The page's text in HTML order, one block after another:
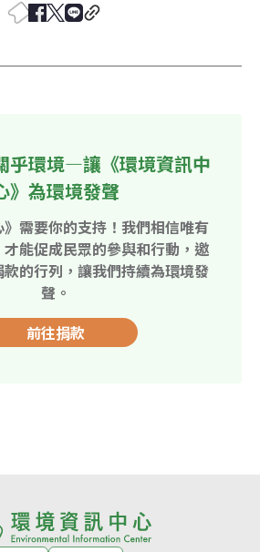
乎環境—讓《環境資訊中
》為環境發聲
》需要你的支持！我們相信唯有
能促成民眾的參與和行動，邀
的行列，讓我們持續為環境發
聲。
前往捐款